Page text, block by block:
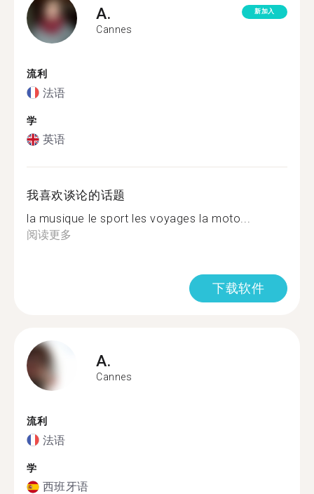
A.
Cannes
新加入
流利
法语
学
英语
我喜欢谈论的话题
la musique le sport les voyages la moto...
阅读更多
下载软件
A.
Cannes
流利
法语
学
西班牙语